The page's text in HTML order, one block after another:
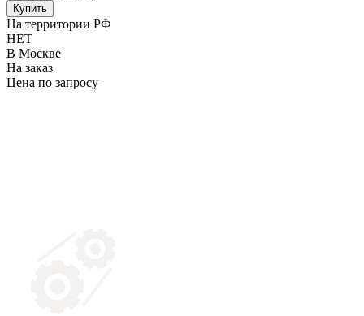
Купить
На территории РФ
НЕТ
В Москве
На заказ
Цена по запросу